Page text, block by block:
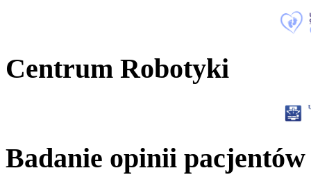
Centrum Robotyki
Badanie opinii pacjentów